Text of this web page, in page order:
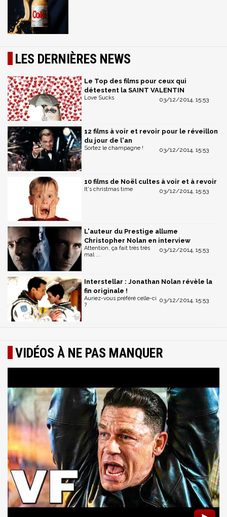
LES DERNIÈRES NEWS
Le Top des films pour ceux qui
détestent la SAINT VALENTIN
03/12/2014, 15:53
Love Sucks
12 films à voir et revoir pour le réveillon
du jour de l'an
03/12/2014, 15:53
Sortez le champagne !
10 films de Noël cultes à voir et à revoir
03/12/2014, 15:53
It's christmas time
L'auteur du Prestige allume
Christopher Nolan en interview
03/12/2014, 15:53
Attention, ça fait très très
mal ...
Interstellar : Jonathan Nolan révèle la
fin originale !
03/12/2014, 15:53
Auriez-vous préféré celle-ci
?
VIDÉOS À NE PAS MANQUER